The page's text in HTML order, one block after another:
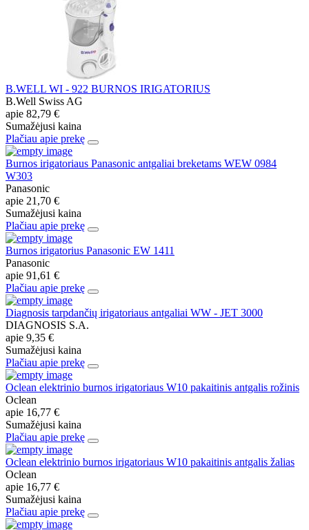
B.WELL WI - 922 BURNOS IRIGATORIUS
B.Well Swiss AG
apie 82,79 €
Sumažėjusi kaina
Plačiau apie prekę
Burnos irigatoriaus Panasonic antgaliai breketams WEW 0984
W303
Panasonic
apie 21,70 €
Sumažėjusi kaina
Plačiau apie prekę
Burnos irigatorius Panasonic EW 1411
Panasonic
apie 91,61 €
Plačiau apie prekę
Diagnosis tarpdančių irigatoriaus antgaliai WW - JET 3000
DIAGNOSIS S.A.
apie 9,35 €
Sumažėjusi kaina
Plačiau apie prekę
Oclean elektrinio burnos irigatoriaus W10 pakaitinis antgalis rožinis
Oclean
apie 16,77 €
Sumažėjusi kaina
Plačiau apie prekę
Oclean elektrinio burnos irigatoriaus W10 pakaitinis antgalis žalias
Oclean
apie 16,77 €
Sumažėjusi kaina
Plačiau apie prekę